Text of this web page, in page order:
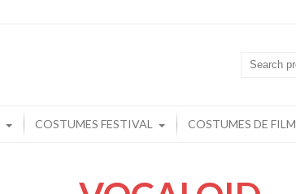
COSTUMES FESTIVAL COSTUMES DE FILM